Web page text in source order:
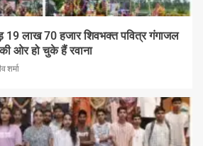
19 लाख 70 हजार शिवभक्त पवित्र गंगाजल
ओर हो चुके हैं रवाना
शर्मा